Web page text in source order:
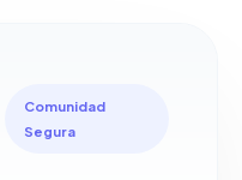
Comunidad
Segura